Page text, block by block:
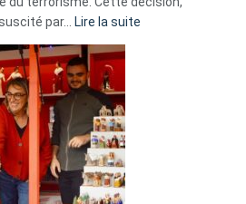
par… Lire la suite